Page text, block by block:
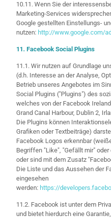
10.11. Wenn Sie der
Marketing-Services
Google gestellten Einstellungs-
nutzen: http://www.google.com/
11. Facebook Social Plugins
11.1. Wir nutzen auf Grundlage
(d.h. Interesse an der Analyse,
Betrieb unseres Angebotes im
Social Plugins ("Plugins") des
welches von der Facebook
Grand Canal Harbour, Dublin 2,
Die Plugins können
Grafiken oder Textbeiträge)
Facebook Logos erkennbar
Begriffen "Like", "Gefällt mir"
oder sind mit dem Zusatz
Die Liste und das Aussehen der
eingesehen
werden: https://
11.2. Facebook ist unter dem
und bietet hierdurch eine